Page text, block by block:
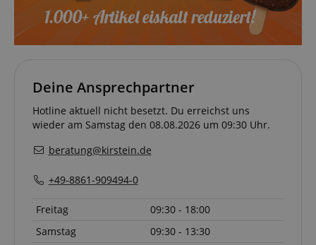
Deine Ansprechpartner
Hotline aktuell nicht besetzt. Du erreichst uns
wieder am Samstag den 08.08.2026 um 09:30 Uhr.
beratung@kirstein.de
+49-8861-909494-0
Freitag
09:30 - 18:00
Samstag
09:30 - 13:30